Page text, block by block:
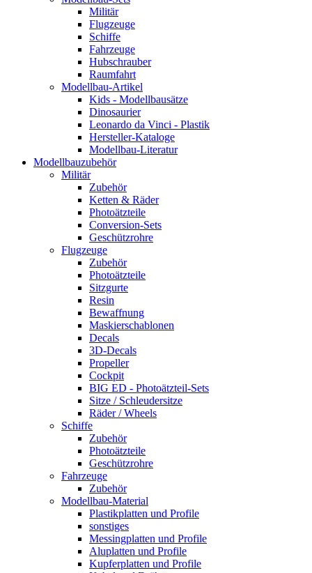
Militär
Flugzeuge
Schiffe
Fahrzeuge
Hubschrauber
Raumfahrt
Modellbau-Artikel
Kids - Modellbausätze
Dinosaurier
Leonardo da Vinci - Plastik
Hersteller-Kataloge
Modellbau-Literatur
Modellbauzubehör
Militär
Zubehör
Ketten & Räder
Photoätzteile
Conversion-Sets
Geschützrohre
Flugzeuge
Zubehör
Photoätzteile
Sitzgurte
Resin
Bewaffnung
Maskierschablonen
Decals
3D-Decals
Propeller
Cockpit
BIG ED - Photoätzteil-Sets
Sitze / Schleudersitze
Räder / Wheels
Schiffe
Zubehör
Photoätzteile
Geschützrohre
Fahrzeuge
Zubehör
Modellbau-Material
Plastikplatten und Profile
sonstiges
Messingplatten und Profile
Aluplatten und Profile
Kupferplatten und Profile